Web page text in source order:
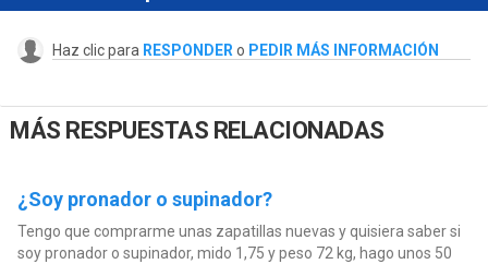
Haz clic para RESPONDER o PEDIR MÁS INFORMACIÓN
MÁS RESPUESTAS RELACIONADAS
¿Soy pronador o supinador?
Tengo que comprarme unas zapatillas nuevas y quisiera saber si
soy pronador o supinador, mido 1,75 y peso 72 kg, hago unos 50